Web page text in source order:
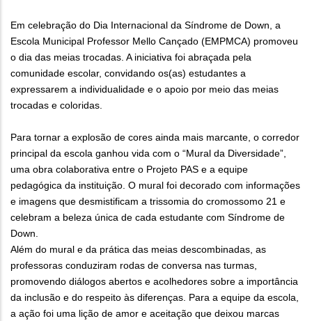
Em celebração do Dia Internacional da Síndrome de Down, a
Escola Municipal Professor Mello Cançado (EMPMCA) promoveu
o dia das meias trocadas. A iniciativa foi abraçada pela
comunidade escolar, convidando os(as) estudantes a
expressarem a individualidade e o apoio por meio das meias
trocadas e coloridas.
Para tornar a explosão de cores ainda mais marcante, o corredor
principal da escola ganhou vida com o “Mural da Diversidade”,
uma obra colaborativa entre o Projeto PAS e a equipe
pedagógica da instituição. O mural foi decorado com informações
e imagens que desmistificam a trissomia do cromossomo 21 e
celebram a beleza única de cada estudante com Síndrome de
Down.
Além do mural e da prática das meias descombinadas, as
professoras conduziram rodas de conversa nas turmas,
promovendo diálogos abertos e acolhedores sobre a importância
da inclusão e do respeito às diferenças. Para a equipe da escola,
a ação foi uma lição de amor e aceitação que deixou marcas